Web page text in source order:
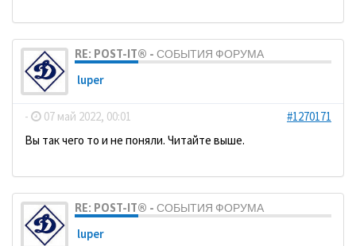
RE: POST-IT® - СОБЫТИЯ ФОРУМА
luper
- 07 май 2022, 00:01
#1270171
Вы так чего то и не поняли. Читайте выше.
RE: POST-IT® - СОБЫТИЯ ФОРУМА
luper